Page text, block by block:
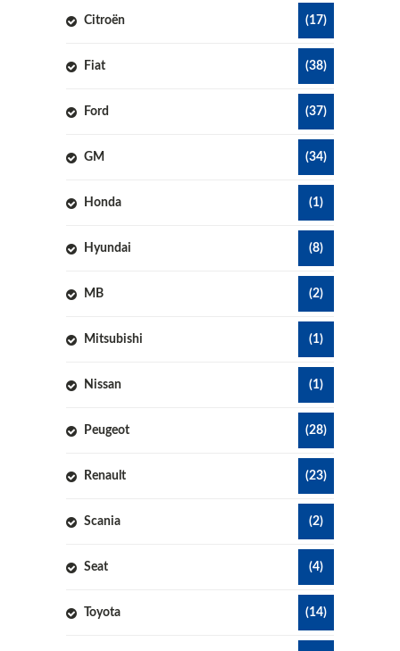
Citroën (17)
Fiat (38)
Ford (37)
GM (34)
Honda (1)
Hyundai (8)
MB (2)
Mitsubishi (1)
Nissan (1)
Peugeot (28)
Renault (23)
Scania (2)
Seat (4)
Toyota (14)